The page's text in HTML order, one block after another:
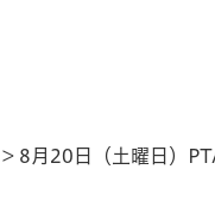
> 8月20日（土曜日）